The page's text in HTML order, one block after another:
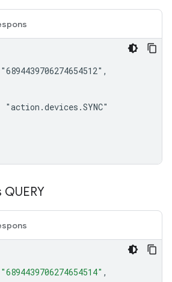
"action.devices.SYNC"
"6894439706274654514" ,